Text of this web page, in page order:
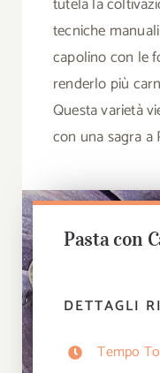
tecniche
capolino con le
renderlo più
Questa varietà
con una sagra a
Pasta con
DETTAGLI
Tempo